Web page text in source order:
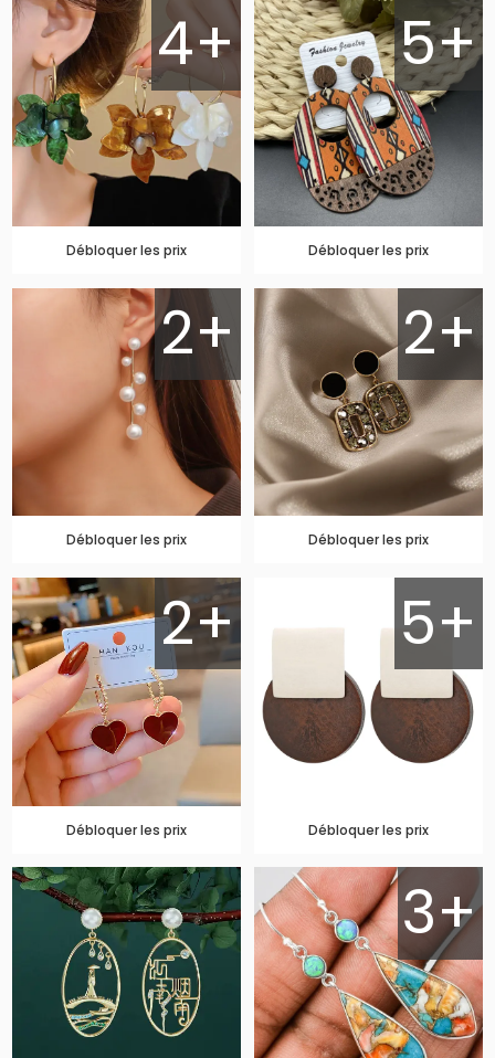
4+
Débloquer les prix
5+
Débloquer les prix
2+
Débloquer les prix
2+
Débloquer les prix
2+
Débloquer les prix
5+
Débloquer les prix
3+